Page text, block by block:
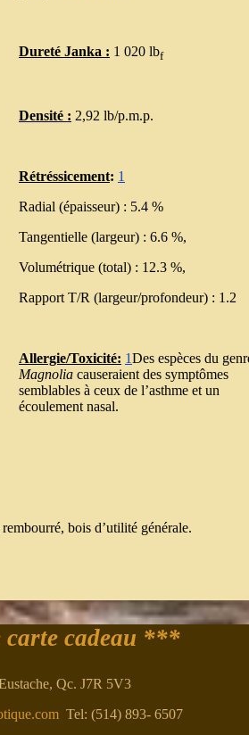
Dureté Janka : 1 020 lbf
Densité : 2,92 lb/p.m.p.
Rétréssicement: 1
Radial (épaisseur) : 5.4 %
Tangentielle (largeur) : 6.6 %,
Volumétrique (total) : 12.3 %,
Rapport T/R (largeur/profondeur) : 1.2
Allergie/Toxicité: 1Des espèces du
Magnolia causeraient des symptômes
semblables à ceux de l’asthme et un
écoulement nasal.
bois d’utilité générale.
cadeau ***
Qc. J7R 5V3
Tel: (514) 893- 6507